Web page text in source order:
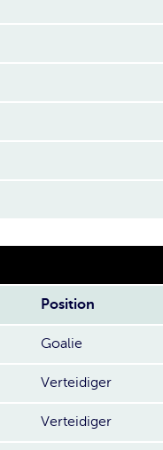
Position
Goalie
Verteidiger
Verteidiger